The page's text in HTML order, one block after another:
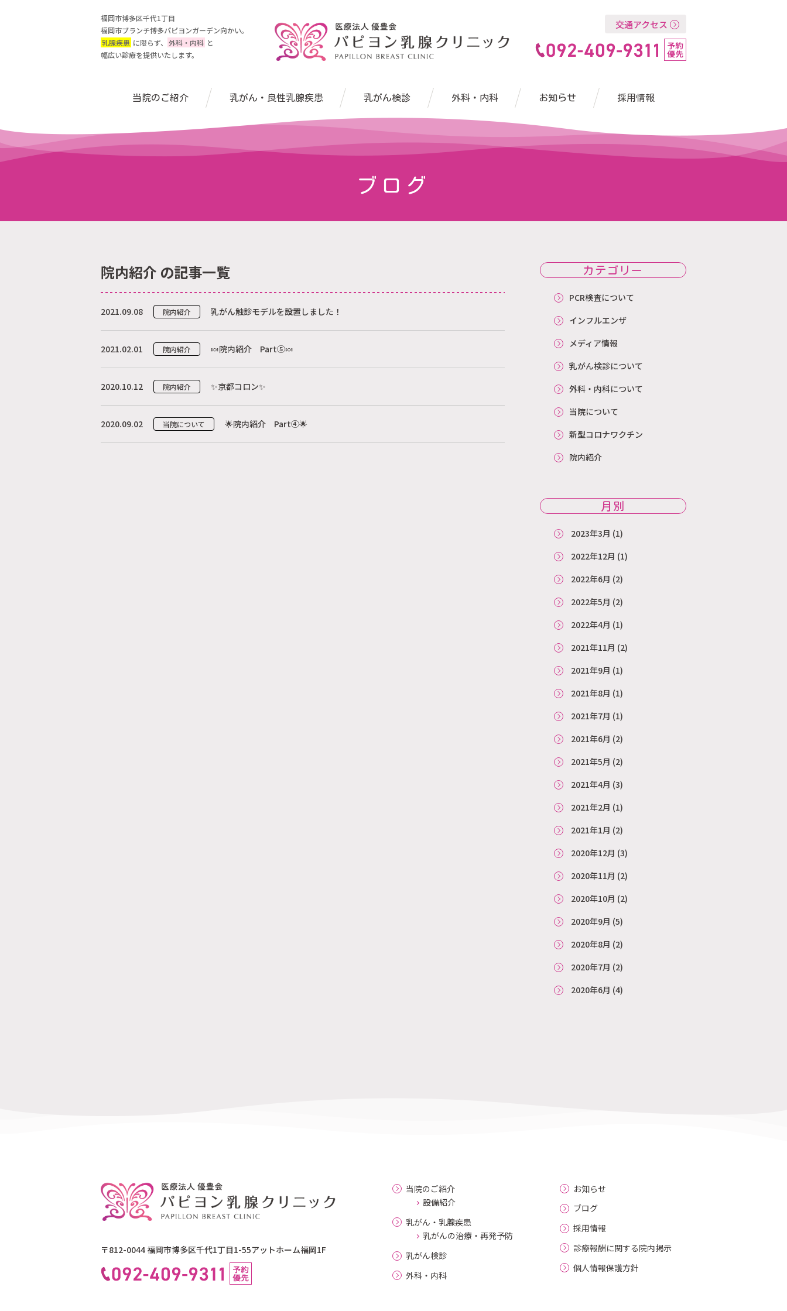
福岡市博多区千代1丁目
福岡市ブランチ博多パピヨンガーデン向かい。
乳腺疾患 に限らず、 外科・内科 と
幅広い診療を提供いたします。
交通アクセス
当院のご紹介 乳がん・良性乳腺疾患 乳がん検診 外科・内科 お知らせ 採用情報
ブログ
院内紹介 の記事一覧
2021.09.08 院内紹介 乳がん触診モデルを設置しました！
2021.02.01 院内紹介 🍬院内紹介 Part⑤🍬
2020.10.12 院内紹介 ✨京都コロン✨
2020.09.02 当院について 🌟院内紹介 Part④🌟
カテゴリー
PCR検査について
インフルエンザ
メディア情報
乳がん検診について
外科・内科について
当院について
新型コロナワクチン
院内紹介
月別
2023年3月 (1)
2022年12月 (1)
2022年6月 (2)
2022年5月 (2)
2022年4月 (1)
2021年11月 (2)
2021年9月 (1)
2021年8月 (1)
2021年7月 (1)
2021年6月 (2)
2021年5月 (2)
2021年4月 (3)
2021年2月 (1)
2021年1月 (2)
2020年12月 (3)
2020年11月 (2)
2020年10月 (2)
2020年9月 (5)
2020年8月 (2)
2020年7月 (2)
2020年6月 (4)
〒812-0044 福岡市博多区千代1丁目1-55アットホーム福岡1F
当院のご紹介
設備紹介
乳がん・乳腺疾患
乳がんの治療・再発予防
乳がん検診
外科・内科
お知らせ
ブログ
採用情報
診療報酬に関する院内掲示
個人情報保護方針